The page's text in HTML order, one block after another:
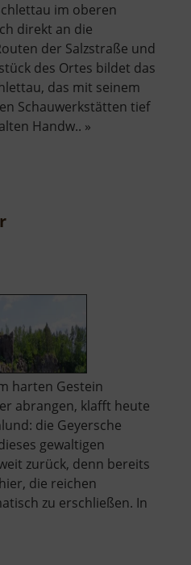
im oberen
direkt an die
der Salzstraße und
des Ortes bildet das
das mit seinem
Schauwerkstätten tief
Handw.. »
harten Gestein
abrangen, klafft heute
die Geyersche
gewaltigen
zurück, denn bereits
die reichen
zu erschließen. In